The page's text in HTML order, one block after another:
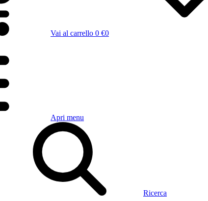
Vai al carrello 0 €0
Apri menu
Ricerca